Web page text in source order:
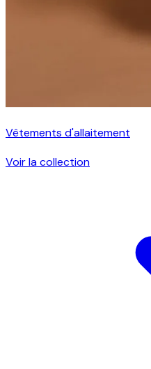
Vêtements d'allaitement
Voir la collection